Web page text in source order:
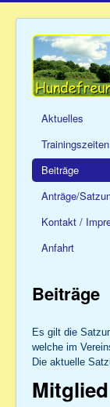
Aktuelles
Trainingszeiten
Beiträge
Anträge/
Kontakt /
Anfahrt
Beiträge
Es gilt die
welche im
Die aktuelle